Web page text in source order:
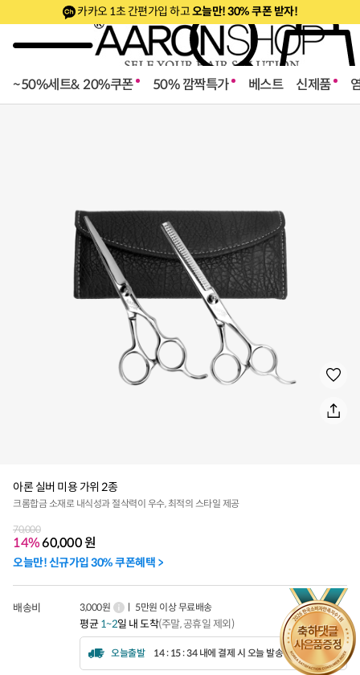
카카오 1초 간편가입 하고오늘만! 30% 쿠폰 받자!
~50%세트& 20%쿠폰 50% 깜짝특가 베스트 신제품
아론 실버 미용 가위 2종
크롬합금 소재로 내식성과 절삭력이 우수, 최적의 스타일 제공
70,000
14%60,000원
오늘만! 신규가입 30% 쿠폰혜택 >
배송비 3,000원 ㅣ 5만원 이상 무료배송
평균1~2일 내 도착(주말, 공휴일 제외)
오늘출발 14 : 15 : 32 내에 결제 시 오늘 발송됩니다.